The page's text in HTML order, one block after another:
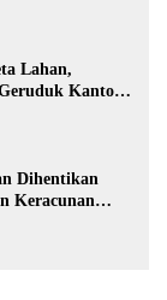
Lahan,
Kantor
Dihentikan
Keracunan